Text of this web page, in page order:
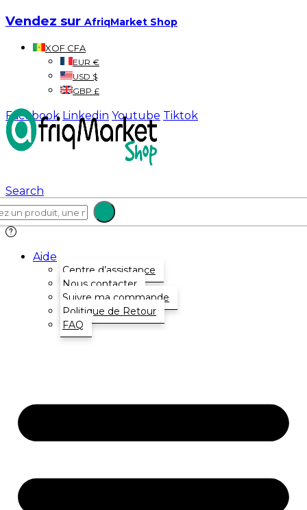
Vendez sur AfriqMarket Shop
XOF CFA
EUR €
USD $
GBP £
Facebook Linkedin Youtube Tiktok
Search
Aide
Centre d’assistance
Nous contacter
Suivre ma commande
Politique de Retour
FAQ